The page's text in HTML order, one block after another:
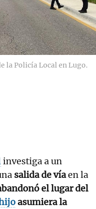
la Policía Local en Lugo.
investiga a un
salida de víaen la
el lugar del
asumiera la